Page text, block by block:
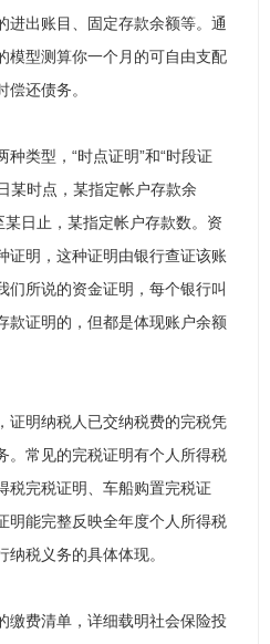
进出账目、固定存款余额等。通
模型测算你一个月的可自由支配
还债务。
类型，“时点证明”和“时段证
某时点，某指定帐户存款余
某日止，某指定帐户存款数。资
证明，这种证明由银行查证该账
们所说的资金证明，每个银行叫
款证明的，但都是体现账户余额
证明纳税人已交纳税费的完税凭
。常见的完税证明有个人所得税
税完税证明、车船购置完税证
明能完整反映全年度个人所得税
税义务的具体体现。
缴费清单，详细载明社会保险投